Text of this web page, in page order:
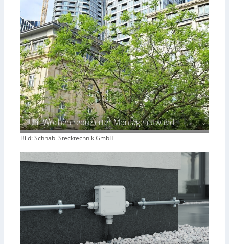
Um Wochen reduzierter Montageaufwand
Bild: Schnabl Stecktechnik GmbH